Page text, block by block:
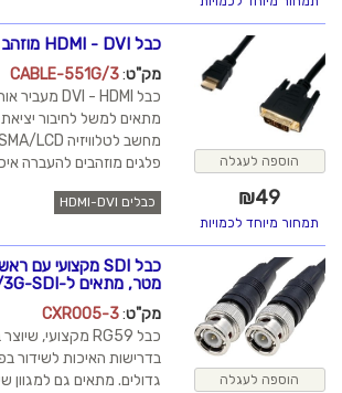
מק"ט:
CABLE-551G/3
כבל DVI - HDMI מעביר אות וידאו דיגיטלי בלבד.
מתאים למשל לחיבור יציאת כרטיס מסך של
מחשב לטלוויזיה PLASMA/LCD. כבל מסוכך עם
פלגים מוזהבים להעברה איכותית...
כבלים HDMI-DVI
כבל SDI מקצועי עם ראשי BNC באורך 3
מטר, מתאים ל-SD/HD/3G-SDI
מק"ט:
CXR005-3
כבל RG59 מקצועי, שיוצר במיוחד לעמוד
בדרישות האיכות לשידור בפורמט SDI למרחקים
גדולים. מתאים גם למגוון שימושים אחרים. עם 2